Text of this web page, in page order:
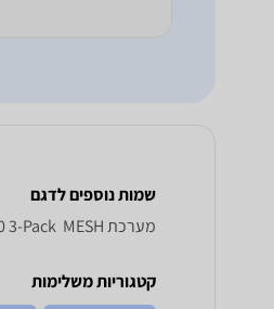
שמות נוספים לדגם
מערכת MESH ‏ M 1800 3 - Pack Cudy, M1800 3-Pack Cudy , Cudy M1800 3-Pack
קטגוריות משלימות